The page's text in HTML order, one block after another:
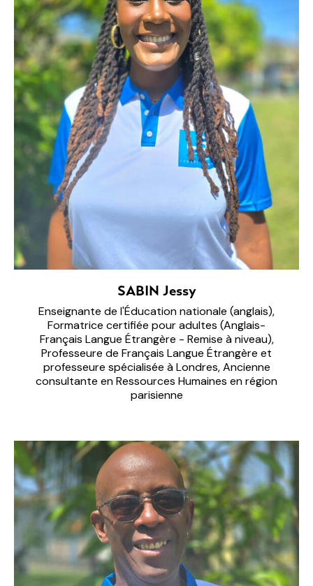
SABIN Jessy
Enseignante de l'Éducation nationale (anglais),
Formatrice certifiée pour adultes (Anglais-
Français Langue Étrangère - Remise à niveau),
Professeure de Français Langue Étrangère et
professeure spécialisée à Londres, Ancienne
consultante en Ressources Humaines en région
parisienne